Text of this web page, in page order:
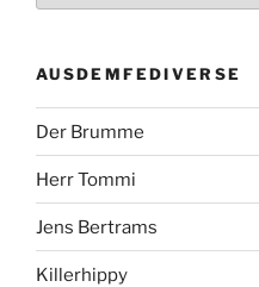
AUSDEMFEDIVERSE
Der Brumme
Herr Tommi
Jens Bertrams
Killerhippy